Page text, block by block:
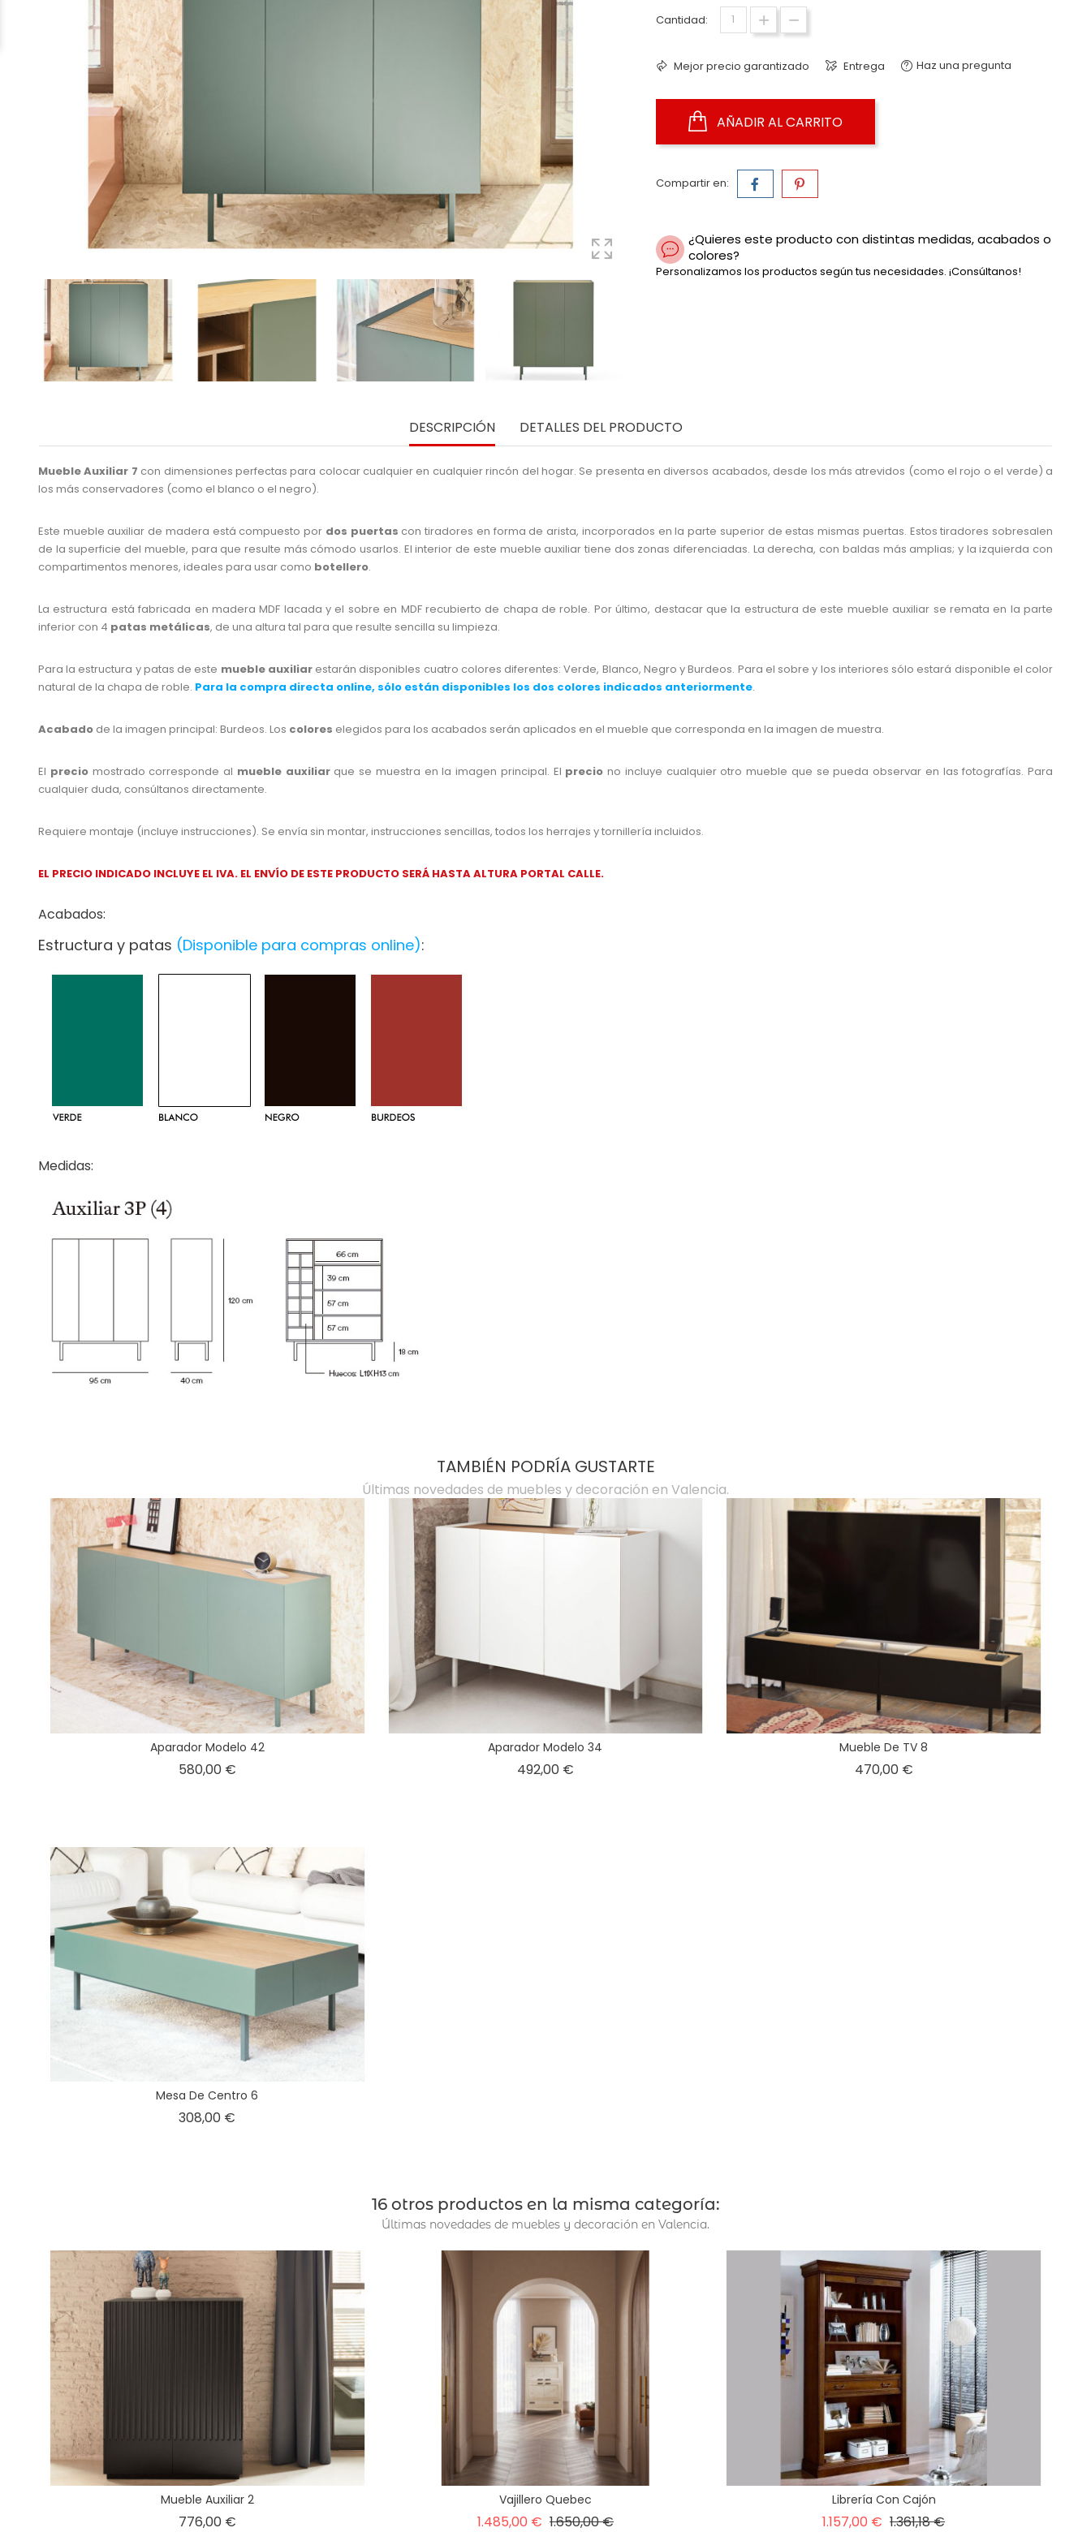
Cantidad:
Mejor precio garantizado Entrega Haz una pregunta
AÑADIR AL CARRITO
Compartir en:
¿Quieres este producto con distintas medidas, acabados o
colores?
Personalizamos los productos según tus necesidades. ¡Consúltanos!
DESCRIPCIÓN DETALLES DEL PRODUCTO
Mueble Auxiliar 7 con dimensiones perfectas para colocar cualquier en cualquier rincón del hogar. Se presenta en diversos acabados, desde los más atrevidos (como el rojo o el verde) a
los más conservadores (como el blanco o el negro).
Este mueble auxiliar de madera está compuesto por dos puertas con tiradores en forma de arista, incorporados en la parte superior de estas mismas puertas. Estos tiradores sobresalen
de la superficie del mueble, para que resulte más cómodo usarlos. El interior de este mueble auxiliar tiene dos zonas diferenciadas. La derecha, con baldas más amplias; y la izquierda con
compartimentos menores, ideales para usar como botellero.
La estructura está fabricada en madera MDF lacada y el sobre en MDF recubierto de chapa de roble. Por último, destacar que la estructura de este mueble auxiliar se remata en la parte
inferior con 4 patas metálicas, de una altura tal para que resulte sencilla su limpieza.
Para la estructura y patas de este mueble auxiliarestarán disponibles cuatro colores diferentes: Verde, Blanco, Negro y Burdeos. Para el sobre y los interiores sólo estará disponible el color
natural de la chapa de roble. Para la compra directa online, sólo están disponibles los dos colores indicados anteriormente.
Acabado de la imagen principal: Burdeos. Los colores elegidos para los acabados serán aplicados en el mueble que corresponda en la imagen de muestra.
El preciomostrado corresponde al mueble auxiliar que se muestra en la imagen principal. El precio no incluye cualquier otro mueble que se pueda observar en las fotografías. Para
cualquier duda, consúltanos directamente.
Requiere montaje (incluye instrucciones). Se envía sin montar, instrucciones sencillas, todos los herrajes y tornillería incluidos.
EL PRECIO INDICADO INCLUYE EL IVA. EL ENVÍO DE ESTE PRODUCTO SERÁ HASTA ALTURA PORTAL CALLE.
Acabados:
Estructura y patas (Disponible para compras online):
Medidas:
TAMBIÉN PODRÍA GUSTARTE
Últimas novedades de muebles y decoración en Valencia.
Aparador Modelo 42
580,00 €Precio
Aparador Modelo 34
492,00 €Precio
Mueble De TV 8
470,00 €Precio
Mesa De Centro 6
308,00 €
16 otros productos en la misma categoría:
Últimas novedades de muebles y decoración en Valencia.
Mueble Auxiliar 2
776,00 €Precio
Vajillero Quebec
1.485,00 € Precio
1.650,00 €Precio
Librería Con Cajón
1.157,00 € Precio
1.361,18 €Precio